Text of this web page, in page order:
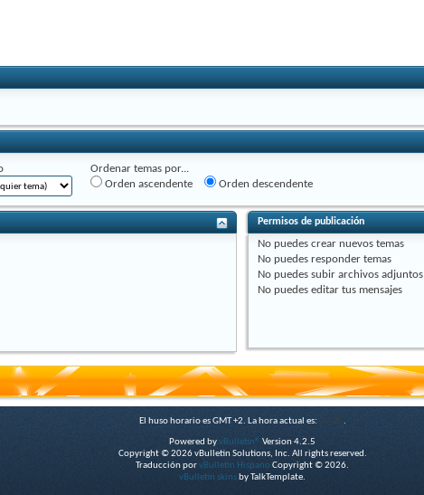
Ordenar temas por...
Orden ascendente
Orden descendente
Permisos de publicación
No puedes crear nuevos temas
No puedes responder temas
No puedes subir archivos adjuntos
No puedes editar tus mensajes
El huso horario es GMT +2. La hora actual es: 07:27.
Powered byvBulletin® Version 4.2.5
Copyright © 2026 vBulletin Solutions, Inc. All rights reserved.
Traducción porvBulletin Hispano Copyright © 2026.
vBulletin skins by TalkTemplate.